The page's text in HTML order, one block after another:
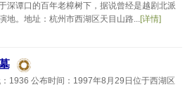
深谭口的百年老樟树下，据说曾经是越剧北派
地。地址：杭州市西湖区天目山路...[详情]
1936 公布时间：1997年8月29日位于西湖区